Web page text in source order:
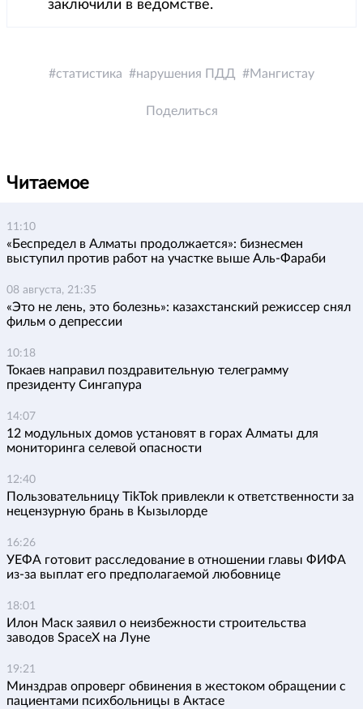
заключили в ведомстве.
статистика нарушения ПДД Мангистау
Поделиться
Читаемое
11:10
«Беспредел в Алматы продолжается»: бизнесмен
выступил против работ на участке выше Аль-Фараби
08 августа, 21:35
«Это не лень, это болезнь»: казахстанский режиссер снял
фильм о депрессии
10:18
Токаев направил поздравительную телеграмму
президенту Сингапура
14:07
12 модульных домов установят в горах Алматы для
мониторинга селевой опасности
12:40
Пользовательницу TikTok привлекли к ответственности за
нецензурную брань в Кызылорде
16:26
УЕФА готовит расследование в отношении главы ФИФА
из-за выплат его предполагаемой любовнице
18:01
Илон Маск заявил о неизбежности строительства
заводов SpaceX на Луне
19:21
Минздрав опроверг обвинения в жестоком обращении с
пациентами психбольницы в Актасе